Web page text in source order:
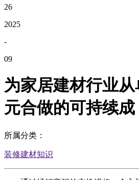
26
2025
-
09
为家居建材行业
元合做的可持续成
所属分类：
装修建材知识